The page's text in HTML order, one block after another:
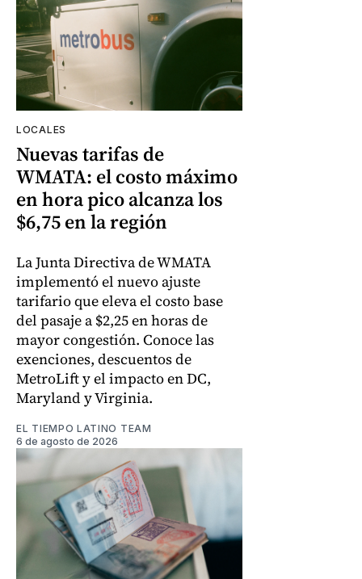
LOCALES
Nuevas tarifas de
WMATA: el costo máximo
en hora pico alcanza los
$6,75 en la región
La Junta Directiva de WMATA
implementó el nuevo ajuste
tarifario que eleva el costo base
del pasaje a $2,25 en horas de
mayor congestión. Conoce las
exenciones, descuentos de
MetroLift y el impacto en DC,
Maryland y Virginia.
EL TIEMPO LATINO TEAM
6 de agosto de 2026